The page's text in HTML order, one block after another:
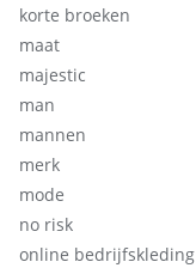
korte broeken
maat
majestic
man
mannen
merk
mode
no risk
online bedrijfskleding